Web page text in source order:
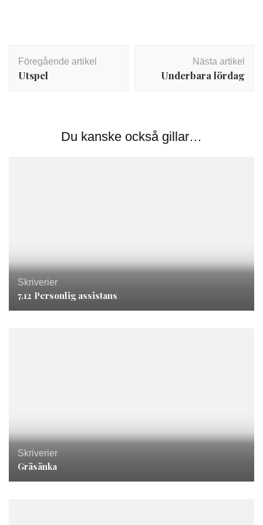
Föregående artikel
Utspel
Nästa artikel
Underbara lördag
Du kanske också gillar…
Skriverier
7.12 Personlig assistans
Skriverier
Gräsänka